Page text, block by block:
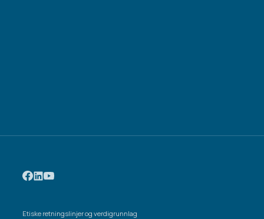
Etiske retningslinjer og verdigrunnlag